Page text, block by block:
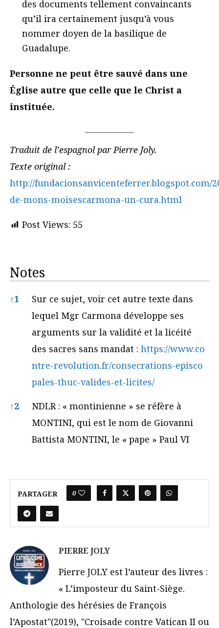
des documents tellement convaincants
qu’il ira certainement jusqu’à vous
nommer doyen de la basilique de
Guadalupe.
Personne ne peut être sauvé dans une
Église autre que celle que le Christ a
instituée.
Traduit de l’espagnol par Pierre Joly.
Texte original :
http://fundacionsanvicenteferrer.blogspot.com/
de-mons-moisescarmona-un-cura.html
Post Views: 55
Notes
Notes
↑1
Sur ce sujet, voir cet autre texte dans
lequel Mgr Carmona développe ses
arguments sur la validité et la licéité
des sacres sans mandat : https://www.co
ntre-revolution.fr/consecrations-episco
pales-thuc-valides-et-licites/
↑2
NDLR : « montinienne » se réfère à
MONTINI, qui est le nom de Giovanni
Battista MONTINI, le « pape » Paul VI
PARTAGER 0
PIERRE JOLY
Pierre JOLY est l’auteur des livres :
« L’imposteur du Saint-Siège.
Anthologie des hérésies de François
l’Apostat"(2019), "Croisade contre Vatican II ou